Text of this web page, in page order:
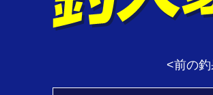
<前の